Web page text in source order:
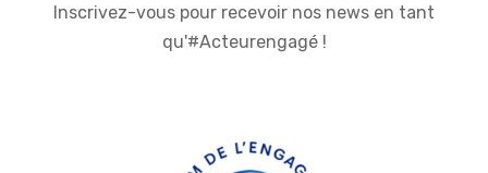
Inscrivez-vous pour recevoir nos news en tant
qu'#Acteurengagé !